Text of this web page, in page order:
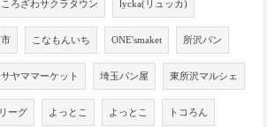
ころざわサクラタウン lycka(リュッカ)
こなもんいち ONE'smaket 所沢パン
ヤママーケット 埼玉パン屋 東所沢マルシェ
ーグ よっとこ よっとこ トコろん